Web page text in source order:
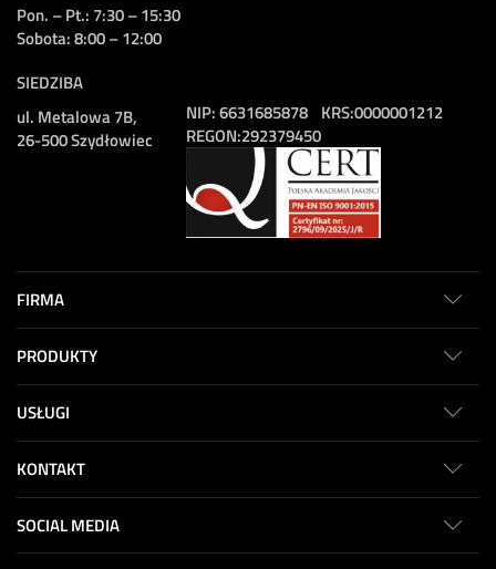
Pon. – Pt.: 7:30 – 15:30
Sobota: 8:00 – 12:00
SIEDZIBA
ul. Metalowa 7B,
26-500 Szydłowiec
NIP:6631685878
REGON:292379450
KRS:0000001212
FIRMA
PRODUKTY
USŁUGI
KONTAKT
SOCIAL MEDIA